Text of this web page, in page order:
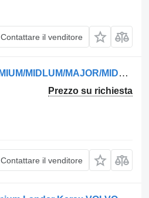
Contattare il venditore
Semiasse 5010534819R per camion Renault AE/MAGNUM/PREMIUM/MIDLUM/MAJOR/MIDDLE/KERAX
Prezzo su richiesta
Contattare il venditore